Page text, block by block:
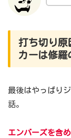
打ち切り
カーは修羅
最後はやっぱり
話。
エンバーズを含